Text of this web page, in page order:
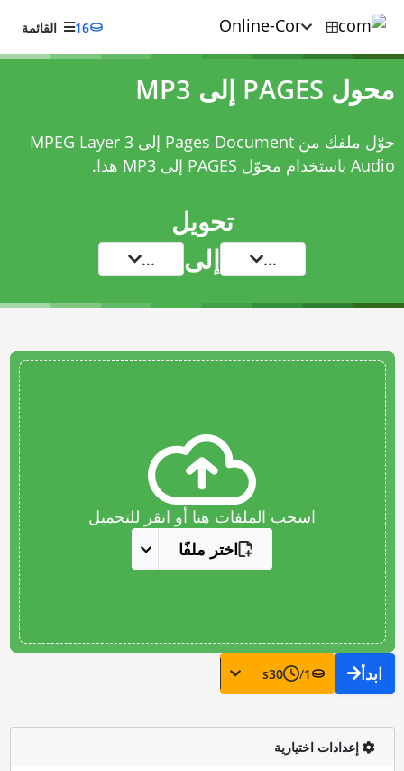
16 القائمة
محول PAGES إلى MP3
حوّل ملفك من Pages Document إلى MPEG Layer 3
Audio باستخدام
محوّل PAGES إلى MP3 هذا.
تحويل
... إلى ...
اسحب الملفات هنا أو انقر للتحميل
اختر ملفًا
ابدأ 1
/
30
s
إعدادات اختيارية